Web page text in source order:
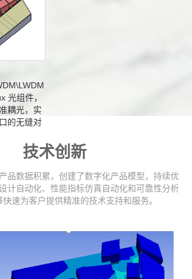
光组件，
耦光，实
的无缝对
技术创新
品数据积累，创建了数字化产品模型，持续优
计自动化、性能指标仿真自动化和可靠性分析
快速为客户提供精准的技术支持和服务。